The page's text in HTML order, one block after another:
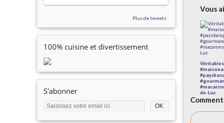
Plus de tweets
100% cuisine et divertissement
S'abonner
Vous
de-Luz